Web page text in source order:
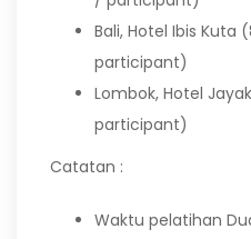
Bali, Hotel Ibis Kuta
participant)
Lombok, Hotel
participant)
Catatan :
Waktu pelatihan